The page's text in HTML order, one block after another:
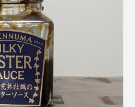
クニマス
クルマエビ
イ クロダイ
マグロ グッピー